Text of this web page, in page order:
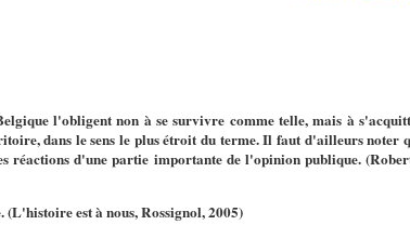
l'obligent non à se survivre comme telle, mais à
dans le sens le plus étroit du terme. Il faut d'ailleurs noter
réactions d'une partie importante de l'opinion publique.(
(L'histoire est à nous, Rossignol, 2005)